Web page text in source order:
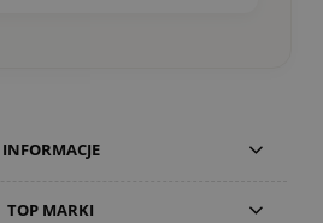
INFORMACJE
TOP MARKI